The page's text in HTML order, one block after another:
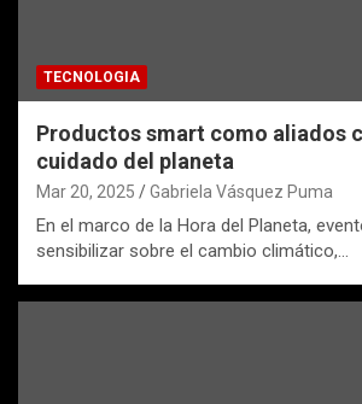
TECNOLOGIA
Productos smart como aliados
cuidado del planeta
Mar 20, 2025 Gabriela Vásquez Puma
En el marco de la Hora del Planeta,
sensibilizar sobre el cambio climático,…